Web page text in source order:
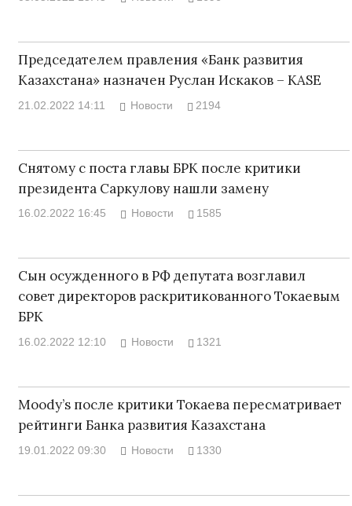
Председателем правления «Банк развития
Казахстана» назначен Руслан Искаков – KASE
21.02.2022 14:11 Новости 2194
Снятому с поста главы БРК после критики
президента Саркулову нашли замену
16.02.2022 16:45 Новости 1585
Сын осужденного в РФ депутата возглавил
совет директоров раскритикованного Токаевым
БРК
16.02.2022 12:10 Новости 1321
Moody’s после критики Токаева пересматривает
рейтинги Банка развития Казахстана
19.01.2022 09:30 Новости 1330